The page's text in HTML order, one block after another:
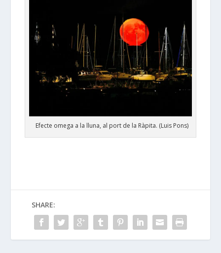
Efecte omega a la lluna, al port de la Ràpita. (Luis Pons)
SHARE: